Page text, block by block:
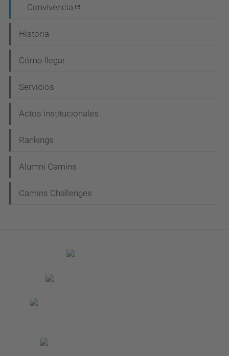
Convivencia
Historia
Cómo llegar
Servicios
Actos institucionales
Rankings
Alumni Camins
Camins Challenges